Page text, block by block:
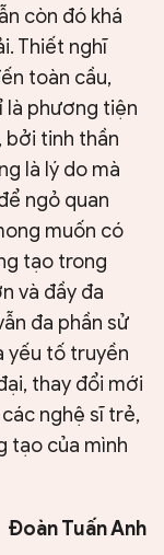
còn đó khá
Thiết nghĩ
toàn cầu,
là phương tiện
bởi tinh thần
là lý do mà
ngỏ quan
muốn có
tạo trong
và đầy đa
đa phần sử
yếu tố truyền
thay đổi mới
nghệ sĩ trẻ,
tạo của mình
Đoàn Tuấn Anh